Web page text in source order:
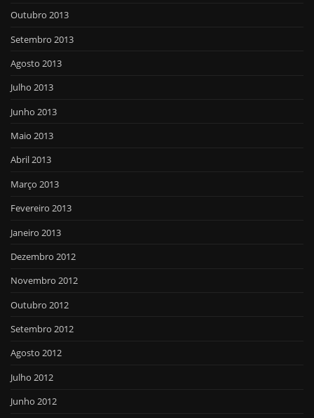
Outubro 2013
Setembro 2013
Agosto 2013
Julho 2013
Junho 2013
Maio 2013
Abril 2013
Março 2013
Fevereiro 2013
Janeiro 2013
Dezembro 2012
Novembro 2012
Outubro 2012
Setembro 2012
Agosto 2012
Julho 2012
Junho 2012